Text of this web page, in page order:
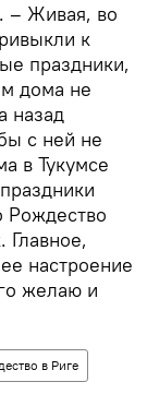
– Живая, во
к
праздники,
дома не
назад
с ней не
в Тукумсе
Рождество
настроение
желаю и
в Риге